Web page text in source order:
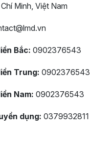
Minh, Việt Nam
Bắc: 0902376543
Trung: 0902376543
Nam: 0902376543
dụng: 0379932811